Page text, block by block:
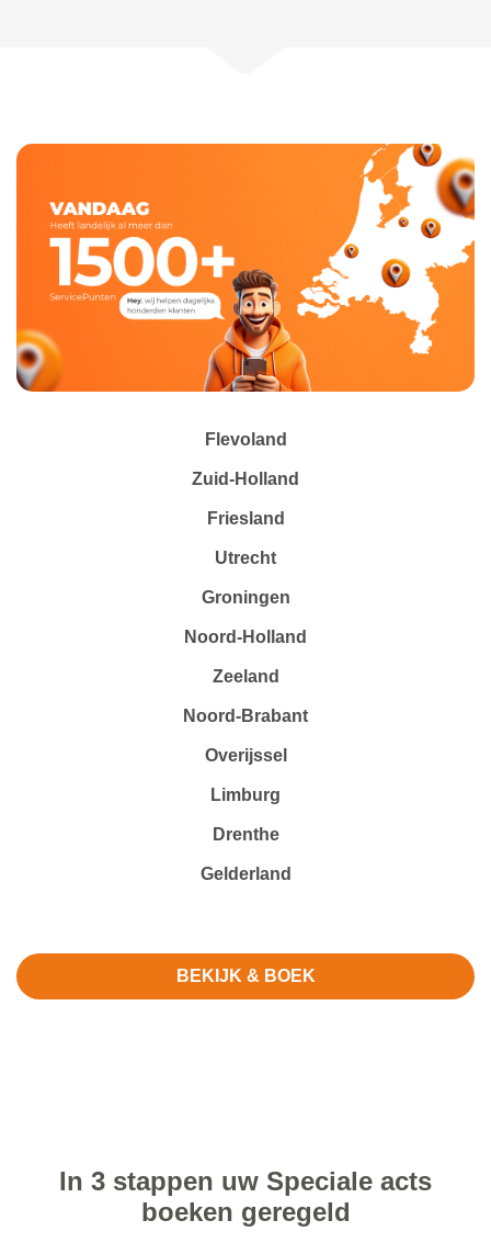
Flevoland
Zuid-Holland
Friesland
Utrecht
Groningen
Noord-Holland
Zeeland
Noord-Brabant
Overijssel
Limburg
Drenthe
Gelderland
BEKIJK & BOEK
In 3 stappen uw Speciale acts
boeken geregeld